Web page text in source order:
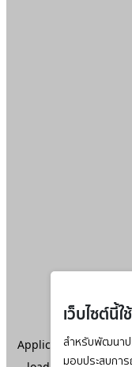
เว็บไซต์นี้
สำหรับพัฒนาป
มอบประสบกา
Application error: a